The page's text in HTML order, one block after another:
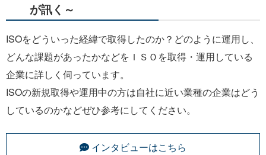
が訊く～
ISOをどういった経緯で取得したのか？どのように運用し、
どんな課題があったかなどをＩＳＯを取得・運用している
企業に詳しく伺っています。
ISOの新規取得や運用中の方は自社に近い業種の企業はどう
しているのかなどぜひ参考にしてください。
インタビューはこちら